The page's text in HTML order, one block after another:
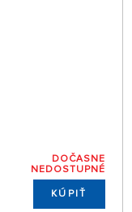
DOČASNE
NEDOSTUPNÉ
KÚPIŤ